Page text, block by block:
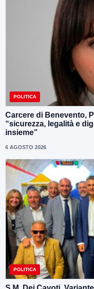
POLITICA
Carcere di Benevento,
“sicurezza, legalità e
insieme”
6 AGOSTO 2026
POLITICA